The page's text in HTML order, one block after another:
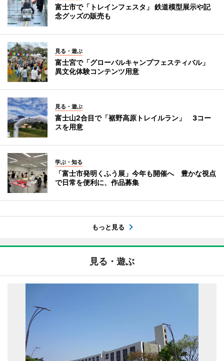
富士市で「トレインフェスタ」 鉄道模型展示や記
念グッズの販売も
見る・遊ぶ
富士宮で「グローバルキャンプフェスティバル」
異文化体験コンテンツ用意
見る・遊ぶ
富士山2合目で「裾野高原トレイルラン」 3コー
スを用意
学ぶ・知る
「富士市発明くふう展」今年も開催へ 豊かな視点
で日常を便利に、作品募集
もっと見る
見る・遊ぶ